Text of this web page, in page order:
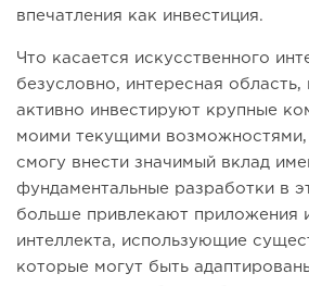
впечатления как инвестиция.
Что касается искусственного
безусловно, интересная
активно инвестируют крупные
моими текущими возможностями,
смогу внести значимый вклад
фундаментальные разработки в
больше привлекают приложения
интеллекта, использующие
которые могут быть